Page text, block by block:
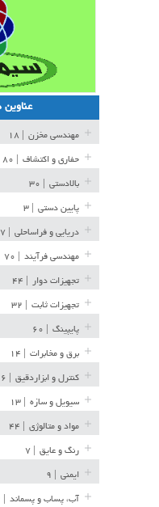
مهندسی مخزن
حفاری و اکتشاف
بالادستی
پایین دستی
دریایی و فراساحلی
مهندسی فرآیند
تجهیزات دوار
تجهیزات ثابت
پایپینگ
برق و مخابرات
کنترل و ابزاردقیق
سیویل و سازه
مواد و متالوژی
رنگ و عایق
ایمنی
آب، پساب و پسماند